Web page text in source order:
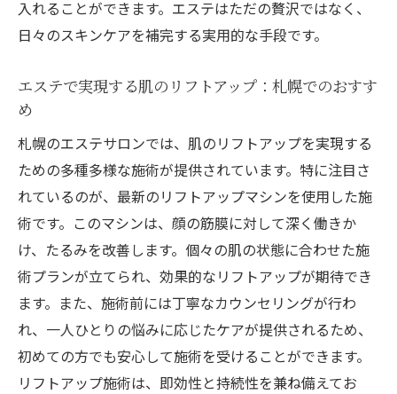
入れることができます。エステはただの贅沢ではなく、
日々のスキンケアを補完する実用的な手段です。
エステで実現する肌のリフトアップ：札幌でのおすす
め
札幌のエステサロンでは、肌のリフトアップを実現する
ための多種多様な施術が提供されています。特に注目さ
れているのが、最新のリフトアップマシンを使用した施
術です。このマシンは、顔の筋膜に対して深く働きか
け、たるみを改善します。個々の肌の状態に合わせた施
術プランが立てられ、効果的なリフトアップが期待でき
ます。また、施術前には丁寧なカウンセリングが行わ
れ、一人ひとりの悩みに応じたケアが提供されるため、
初めての方でも安心して施術を受けることができます。
リフトアップ施術は、即効性と持続性を兼ね備えてお